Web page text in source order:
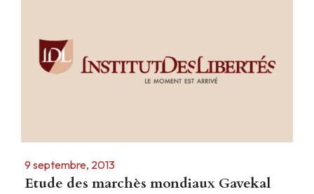
9 septembre, 2013
Etude des marchès mondiaux Gavekal